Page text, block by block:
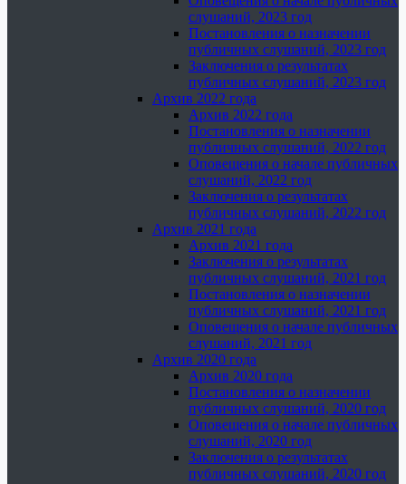
слушаний, 2023 год
Постановления о назначении
публичных слушаний, 2023 год
Заключения о результатах
публичных слушаний, 2023 год
Архив 2022 года
Архив 2022 года
Постановления о назначении
публичных слушаний, 2022 год
Оповещения о начале публичных
слушаний, 2022 год
Заключения о результатах
публичных слушаний, 2022 год
Архив 2021 года
Архив 2021 года
Заключения о результатах
публичных слушаний, 2021 год
Постановления о назначении
публичных слушаний, 2021 год
Оповещения о начале публичных
слушаний, 2021 год
Архив 2020 года
Архив 2020 года
Постановления о назначении
публичных слушаний, 2020 год
Оповещения о начале публичных
слушаний, 2020 год
Заключения о результатах
публичных слушаний, 2020 год